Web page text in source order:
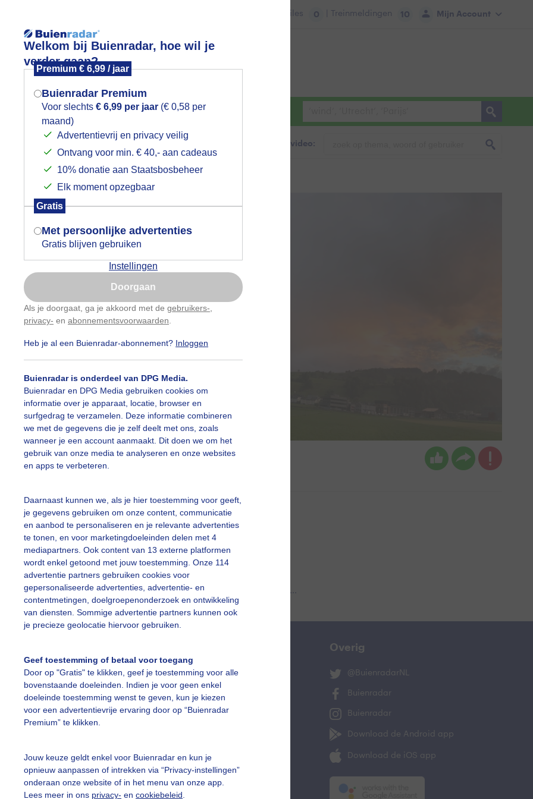
Welkom bij Buienradar, hoe wil je
verder gaan?
Premium € 6,99 / jaar
Buienradar Premium
Voor slechts € 6,99 per jaar (€ 0,58 per
maand)
Advertentievrij en privacy veilig
Ontvang voor min. € 40,- aan cadeaus
10% donatie aan Staatsbosbeheer
Elk moment opzegbaar
Gratis
Met persoonlijke advertenties
Gratis blijven gebruiken
Instellingen
Doorgaan
Als je doorgaat, ga je akkoord met de gebruikers-
privacy- en abonnementsvoorwaarden
Heb je al een Buienradar-abonnement? Inloggen
Buienradar is onderdeel van DPG Media.
Buienradar en DPG Media gebruiken cookies om
informatie over je apparaat, locatie, browser en
surfgedrag te verzamelen. Deze informatie combineren
we met de gegevens die je zelf deelt met ons, zoals
wanneer je een account aanmaakt. Dit doen we om het
gebruik van onze media te analyseren en onze websites
en apps te verbeteren.
Daarnaast kunnen we, als je hier toestemming voor geeft,
je gegevens gebruiken om onze content, communicatie
en aanbod te personaliseren en je relevante advertenties
te tonen, en voor marketingdoeleinden delen met 4
mediapartners. Ook content van 13 externe platformen
wordt enkel getoond met jouw toestemming. Onze 114
advertentie partners gebruiken cookies voor
gepersonaliseerde advertenties, advertentie- en
contentmetingen, doelgroepenonderzoek en ontwikkeling
van diensten. Sommige advertentie partners kunnen ook
je precieze geolocatie hiervoor gebruiken.
Geef toestemming of betaal voor toegang
Door op "Gratis" te klikken, geef je toestemming voor alle
bovenstaande doeleinden. Indien je voor geen enkel
doeleinde toestemming wenst te geven, kun je kiezen
voor een advertentievrije ervaring door op “Buienradar
Premium” te klikken.
Jouw keuze geldt enkel voor Buienradar en kun je
opnieuw aanpassen of intrekken via “Privacy-instellingen”
onderaan onze website of in het menu van onze app.
Lees meer in ons privacy- en cookiebeleid
Mijn Account
Files 0 | Treinmeldingen 10
Foto en video Weerzine
Zoeken in foto & video:
Gemaakt: 10-05-2026, 53x bekeken
slideshow
Een moment geduld aub...
vragen
Team
De Bilt
Overig
@BuienradarNL
Buienradar
Buienradar
Download de Android app
Download de iOS app
Mogen we je locatie gebruiken voor
het weer?
Indien je hier nog geen akkoord op hebt
gegeven, verschijnt er zo een pop-up uit
je browser waarin deze toestemming
gevraagd wordt.
Is goed, toon de popup
Nu niet, misschien later
Gebruik je Safari en wil je niet elke dag deze pop-up
Klikhierom dit aan te passen